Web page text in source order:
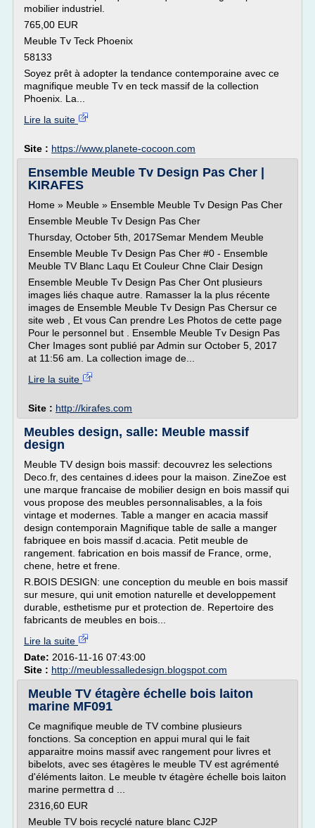
mobilier industriel.
765,00 EUR
Meuble Tv Teck Phoenix
58133
Soyez prêt à adopter la tendance contemporaine avec ce
magnifique meuble Tv en teck massif de la collection
Phoenix. La...
Lire la suite
Site : https://www.planete-cocoon.com
Ensemble Meuble Tv Design Pas Cher |
KIRAFES
Home » Meuble » Ensemble Meuble Tv Design Pas Cher
Ensemble Meuble Tv Design Pas Cher
Thursday, October 5th, 2017Semar Mendem Meuble
Ensemble Meuble Tv Design Pas Cher #0 - Ensemble
Meuble TV Blanc Laqu Et Couleur Chne Clair Design
Ensemble Meuble Tv Design Pas Cher Ont plusieurs
images liés chaque autre. Ramasser la la plus récente
images de Ensemble Meuble Tv Design Pas Chersur ce
site web , Et vous Can prendre Les Photos de cette page
Pour le personnel but . Ensemble Meuble Tv Design Pas
Cher Images sont publié par Admin sur October 5, 2017
at 11:56 am. La collection image de...
Lire la suite
Site : http://kirafes.com
Meubles design, salle: Meuble massif
design
Meuble TV design bois massif: decouvrez les selections
Deco.fr, des centaines d.idees pour la maison. ZineZoe est
une marque francaise de mobilier design en bois massif qui
vous propose des meubles personnalisables, a la fois
vintage et modernes. Table a manger en acacia massif
design contemporain Magnifique table de salle a manger
fabriquee en bois massif d.acacia. Petit meuble de
rangement. fabrication en bois massif de France, orme,
chene, hetre et frene.
R.BOIS DESIGN: une conception du meuble en bois massif
sur mesure, qui unit emotion naturelle et developpement
durable, esthetisme pur et protection de. Repertoire des
fabricants de meubles en bois...
Lire la suite
Date: 2016-11-16 07:43:00
Site : http://meublessalledesign.blogspot.com
Meuble TV étagère échelle bois laiton
marine MF091
Ce magnifique meuble de TV combine plusieurs
fonctions. Sa conception en appui mural qui le fait
apparaitre moins massif avec rangement pour livres et
bibelots, avec ses étagères le meuble TV est agrémenté
d'éléments laiton. Le meuble tv étagère échelle bois laiton
marine permettra d ...
2316,60 EUR
Meuble TV bois recyclé nature blanc CJ2P